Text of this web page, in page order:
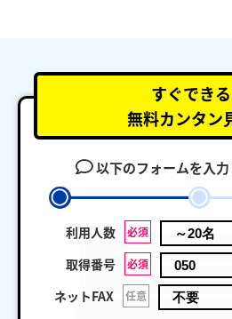
すぐできる
無料カンタン
以下のフォームを入力
利用人数 必須
取得番号 必須
ネットFAX 任意